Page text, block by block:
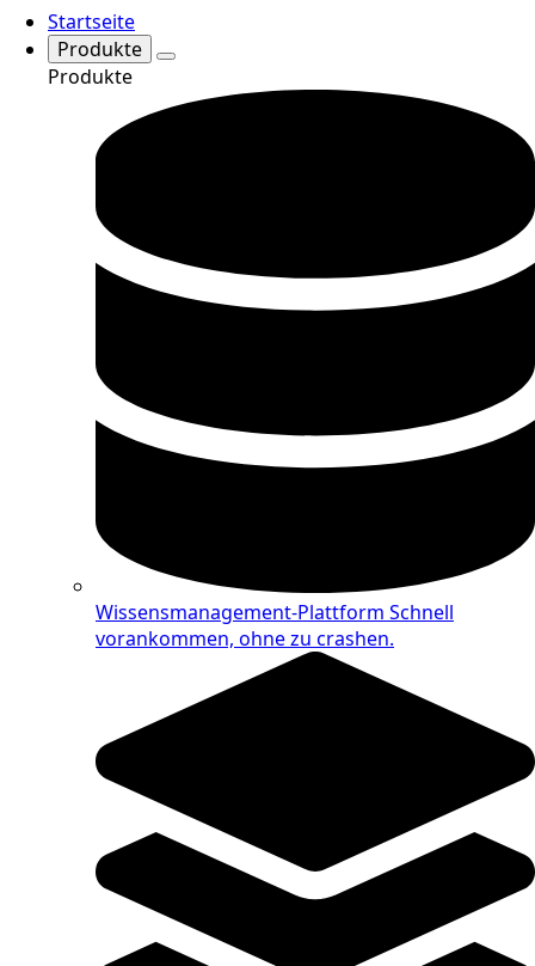
Startseite
Produkte
Produkte
Wissensmanagement-Plattform Schnell
vorankommen, ohne zu crashen.